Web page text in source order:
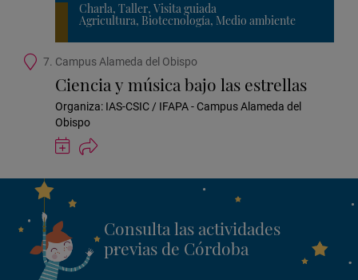
Charla, Taller, Visita guiada
Agricultura, Biotecnología, Medio ambiente
Ubicación
actividad
7. Campus Alameda del Obispo
Ciencia y música bajo las estrellas
Organiza: IAS-CSIC / IFAPA - Campus Alameda del
Obispo
Guardar
actividad
Calendar
Consulta las actividades
previas de Córdoba